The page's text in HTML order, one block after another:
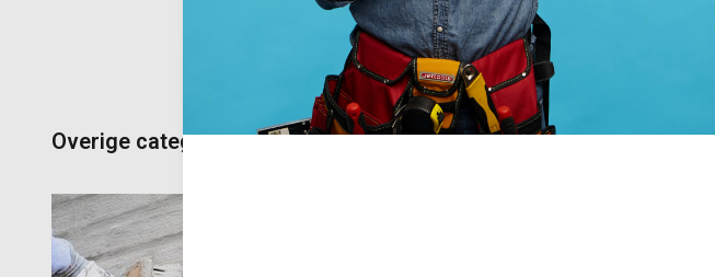
Overige categorieën in Kalei